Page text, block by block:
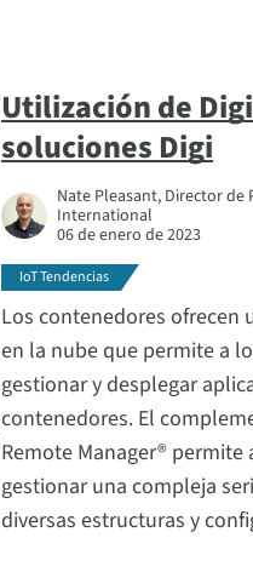
Utilización de
soluciones Digi
Nate Pleasant, Director
International
06 de enero de 2023
IoT Tendencias
Los contenedores ofrecen
en la nube que permite a
gestionar y desplegar
contenedores. El
Remote Manager®
gestionar una compleja
diversas estructuras y